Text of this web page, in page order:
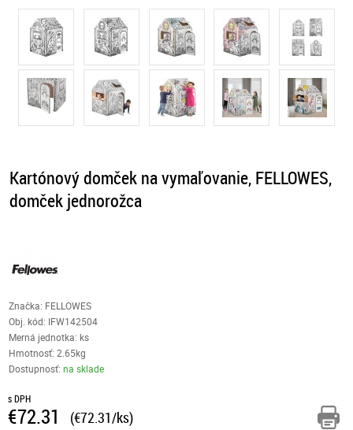
Kartónový domček na vymaľovanie, FELLOWES,
domček jednorožca
Značka: FELLOWES
Obj. kód: IFW142504
Merná jednotka: ks
Hmotnosť: 2.65kg
Dostupnosť:na sklade
s DPH
€72.31 (€72.31/ks)